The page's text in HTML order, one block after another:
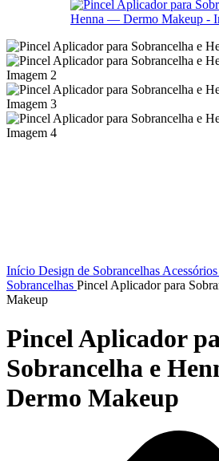
Início Design de Sobrancelhas
Sobrancelhas Pincel Aplicador para
Makeup
Pincel Aplicador
Sobrancelha e
Dermo Makeup